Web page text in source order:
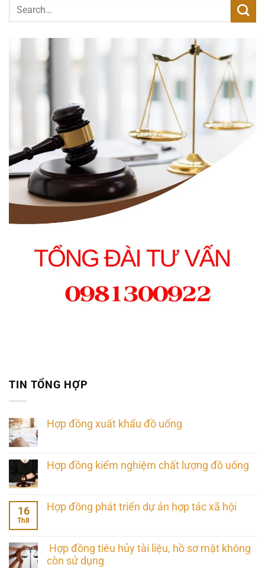
TIN TỔNG HỢP
Hợp đồng xuất khẩu đồ uống
Hợp đồng kiểm nghiệm chất lượng đồ uống
16
Th8
Hợp đồng phát triển dự án hợp tác xã hội
Hợp đồng tiêu hủy tài liệu, hồ sơ mật không
còn sử dụng